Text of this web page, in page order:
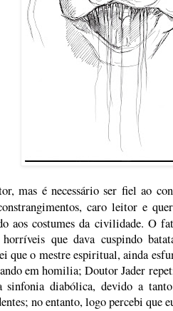
mas é necessário ser fiel ao
caro leitor e
aos costumes da civilidade. O
que dava cuspindo
que o mestre espiritual, ainda
em homilia; Doutor Jader
diabólica, devido a tanto
no entanto, logo percebi que